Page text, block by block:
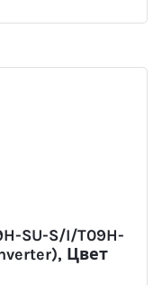
SU-S/I/T09H-
Цвет